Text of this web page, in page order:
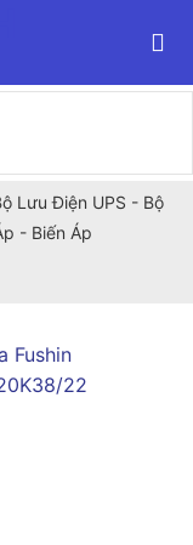
Lưu Điện UPS - Bộ
- Biến Áp